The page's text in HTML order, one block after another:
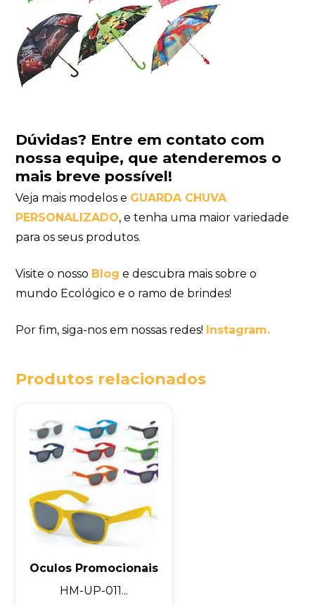
Dúvidas? Entre em contato com
nossa equipe, que atenderemos o
mais breve possível!
Veja mais modelos e GUARDA CHUVA
PERSONALIZADO, e tenha uma maior variedade
para os seus produtos.
Visite o nosso Blog e descubra mais sobre o
mundo Ecológico e o ramo de brindes!
Por fim, siga-nos em nossas redes! Instagram.
Produtos relacionados
Oculos Promocionais
HM-UP-011...